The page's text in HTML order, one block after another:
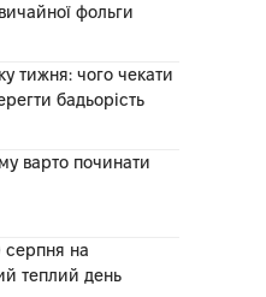
фольги
тижня: чого чекати
бадьорість
варто починати
серпня на
теплий день